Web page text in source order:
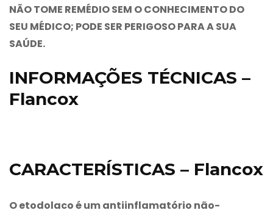
NÃO TOME REMÉDIO SEM O CONHECIMENTO DO
SEU MÉDICO; PODE SER PERIGOSO PARA A SUA
SAÚDE.
INFORMAÇÕES TÉCNICAS –
Flancox
CARACTERÍSTICAS – Flancox
O etodolaco é um antiinflamatório não-